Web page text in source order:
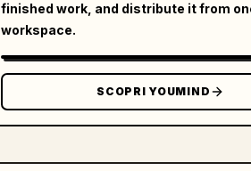
finished work, and distribute it from
workspace.
SCOPRI YOUMIND